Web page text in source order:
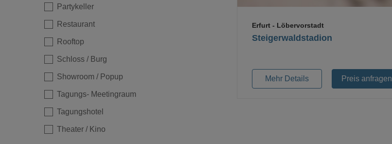
Partykeller
Restaurant
Rooftop
Schloss / Burg
Showroom / Popup
Tagungs- Meetingraum
Tagungshotel
Theater / Kino
Steigerwaldstadion
Erfurt- Löbervorstadt
Mehr Details Preis anfragen